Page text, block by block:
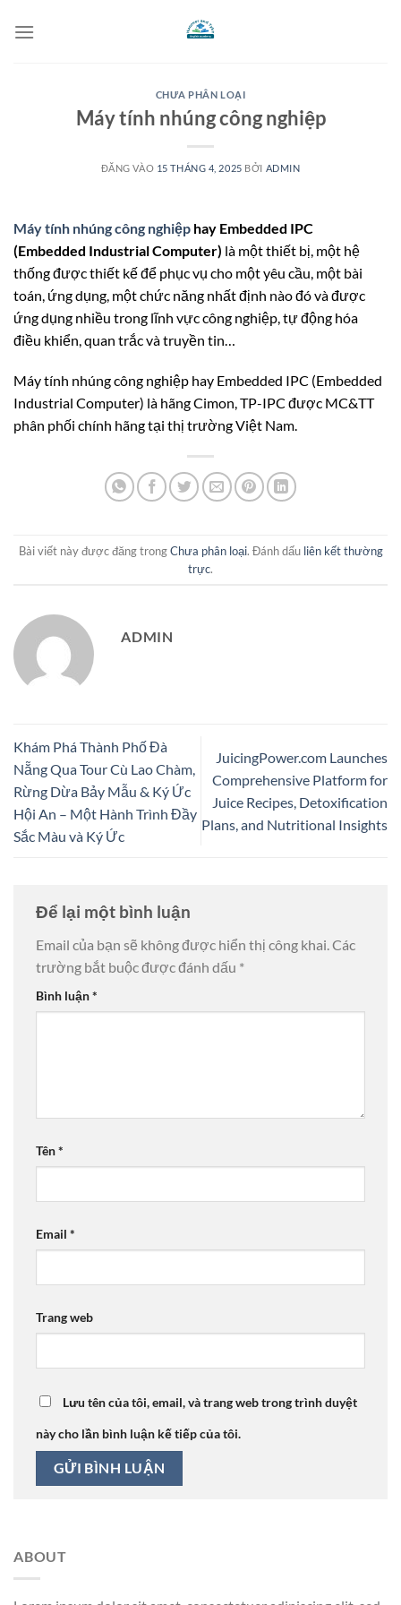
qua
CHƯA PHÂN LOẠI
Máy tính nhúng công nghiệp
ĐĂNG VÀO 15 THÁNG 4, 2025 BỞI ADMIN
Máy tính nhúng công nghiệp hay Embedded IPC
(Embedded Industrial Computer) là một thiết bị, một hệ
thống được thiết kế để phục vụ cho một yêu cầu, một bài
toán, ứng dụng, một chức năng nhất định nào đó và được
ứng dụng nhiều trong lĩnh vực công nghiệp, tự động hóa
điều khiển, quan trắc và truyền tin…
Máy tính nhúng công nghiệp hay Embedded IPC (Embedded
Industrial Computer) là hãng Cimon, TP-IPC được MC&TT
phân phối chính hãng tại thị trường Việt Nam.
Bài viết này được đăng trongChưa phân loại. Đánh dấu liên kết thường
trực.
ADMIN
Khám Phá Thành Phố Đà
Nẵng Qua Tour Cù Lao Chàm,
Rừng Dừa Bảy Mẫu & Ký Ức
Hội An – Một Hành Trình Đầy
Sắc Màu và Ký Ức
JuicingPower.com Launches
Comprehensive Platform for
Juice Recipes, Detoxification
Plans, and Nutritional Insights
Để lại một bình luận
Email của bạn sẽ không được hiển thị công khai.Các
trường bắt buộc được đánh dấu *
Bình luận*
Tên*
Email *
Trang web
Lưu tên của tôi, email, và trang web trong trình duyệt
này cho lần bình luận kế tiếp của tôi.
ABOUT